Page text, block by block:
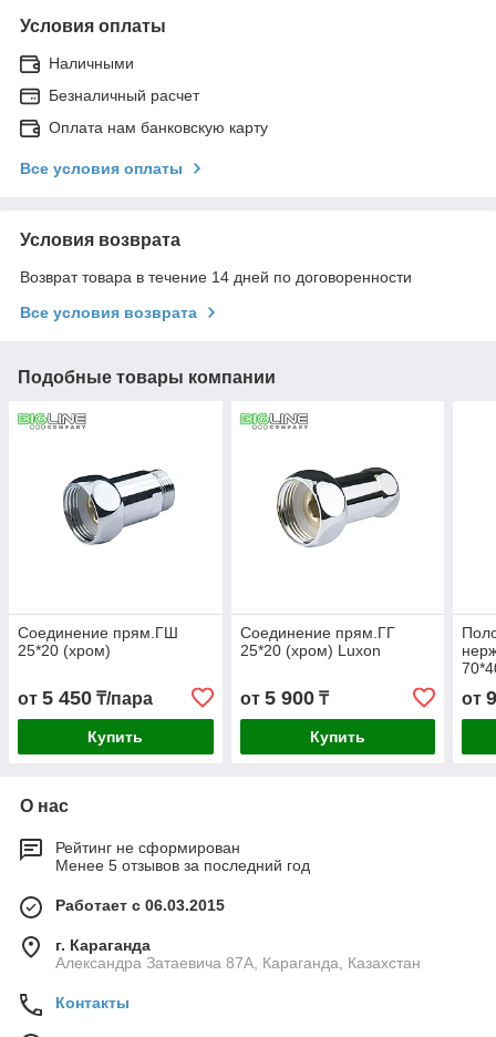
Условия оплаты
Наличными
Безналичный расчет
Оплата нам банковскую карту
Все условия оплаты
Условия возврата
Возврат товара в течение 14 дней по договоренности
Все условия возврата
Подобные товары компании
Соединение прям.ГШ
25*20 (хром)
от 5 450 ₸/пара
Купить
Соединение прям.ГГ
25*20 (хром) Luxon
от 5 900₸
Купить
от
О нас
Рейтинг не сформирован
Менее 5 отзывов за последний год
Работает с 06.03.2015
г. Караганда
Александра Затаевича 87А, Караганда, Казахстан
Контакты